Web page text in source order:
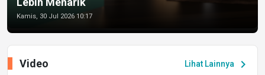
Kamis, 30 Jul 2026 10:17
Lihat Lainnya chevron_right
Video